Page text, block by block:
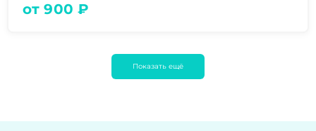
от 900 ₽
Показать ещё